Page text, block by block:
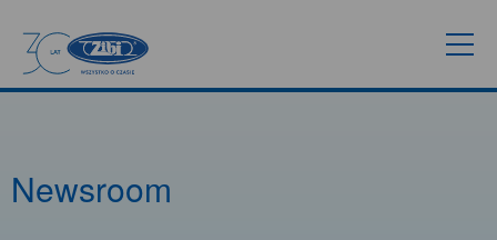
Newsroom